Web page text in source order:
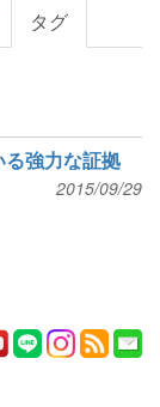
タグ
強力な証拠
2015/09/29